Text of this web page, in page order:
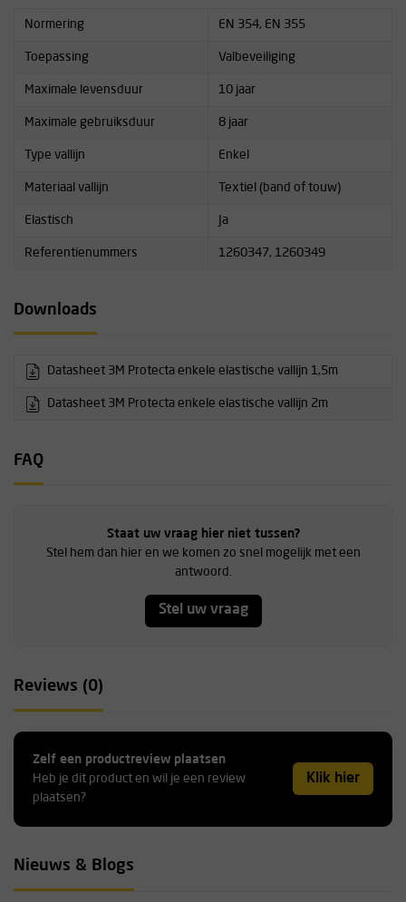
Normering EN 354, EN 355
Toepassing Valbeveiliging
Maximale levensduur 10 jaar
Maximale gebruiksduur 8 jaar
Type vallijn Enkel
Materiaal vallijn Textiel (band of touw)
Elastisch Ja
Referentienummers 1260347, 1260349
Downloads
Datasheet 3M Protecta enkele elastische vallijn 1,5m
Datasheet 3M Protecta enkele elastische vallijn 2m
FAQ
Staat uw vraag hier niet tussen?
Stel hem dan hier en we komen zo snel mogelijk met een
antwoord.
Stel uw vraag
Reviews (0)
Zelf een productreview plaatsen
Heb je dit product en wil je een review
plaatsen?
Klik hier
Nieuws & Blogs